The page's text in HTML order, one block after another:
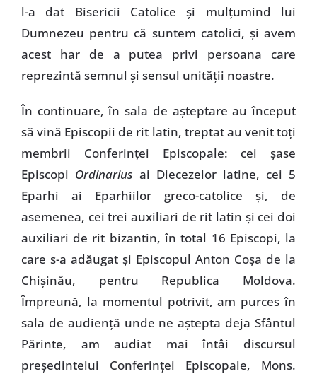
l-a dat Bisericii Catolice şi mulţumind lui
Dumnezeu pentru că suntem catolici, şi avem
acest har de a putea privi persoana care
reprezintă semnul şi sensul unităţii noastre.
În continuare, în sala de aşteptare au început
să vină Episcopii de rit latin, treptat au venit toţi
membrii Conferinţei Episcopale: cei şase
Episcopi Ordinarius ai Diecezelor latine, cei 5
Eparhi ai Eparhiilor greco-catolice şi, de
asemenea, cei trei auxiliari de rit latin şi cei doi
auxiliari de rit bizantin, în total 16 Episcopi, la
care s-a adăugat şi Episcopul Anton Coşa de la
Chişinău, pentru Republica Moldova.
Împreună, la momentul potrivit, am purces în
sala de audienţă unde ne aştepta deja Sfântul
Părinte, am audiat mai întâi discursul
preşedintelui Conferinţei Episcopale, Mons.